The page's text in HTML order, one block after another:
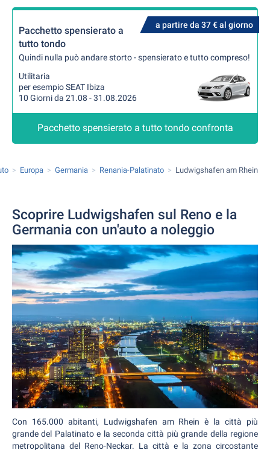
a partire da 37 € al giorno
Pacchetto spensierato a
tutto tondo
Quindi nulla può andare storto - spensierato e tutto compreso!
Utilitaria
per esempio SEAT Ibiza
10 Giorni da 21.08 - 31.08.2026
Pacchetto spensierato a tutto tondo confronta
Europa Germania Renania-Palatinato Ludwigshafen am Rhein
Scoprire Ludwigshafen sul Reno e la
Germania con un'auto a noleggio
Con 165.000 abitanti, Ludwigshafen am Rhein è la città più
grande del Palatinato e la seconda città più grande della regione
metropolitana del Reno-Neckar. La città e la zona circostante